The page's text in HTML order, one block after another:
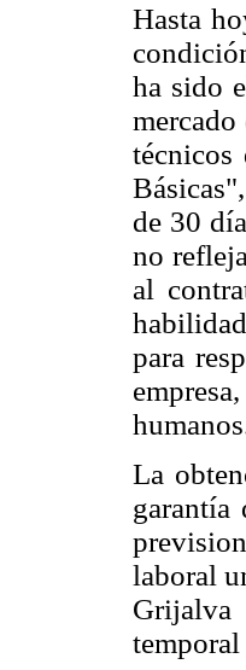
Hasta
ha sido
técnicos
de 30
no
al
para
La
garantía
laboral